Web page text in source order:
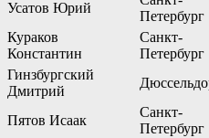
Усатов Юрий
Петербург
Кураков
Константин
Санкт-
Петербург
Гинзбургский
Дмитрий
Пятов Исаак
Санкт-
Петербург